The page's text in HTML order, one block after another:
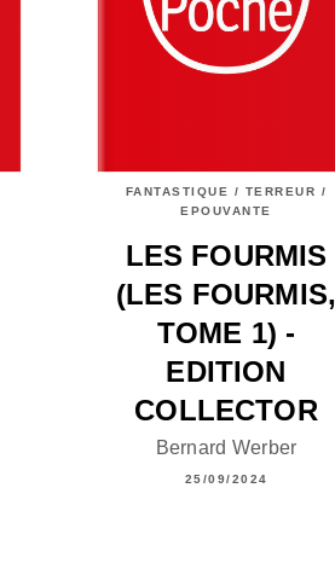
FANTASTIQUE / TERREUR /
EPOUVANTE
LES FOURMIS
(LES FOURMIS,
TOME 1) -
EDITION
COLLECTOR
Bernard Werber
25/09/2024